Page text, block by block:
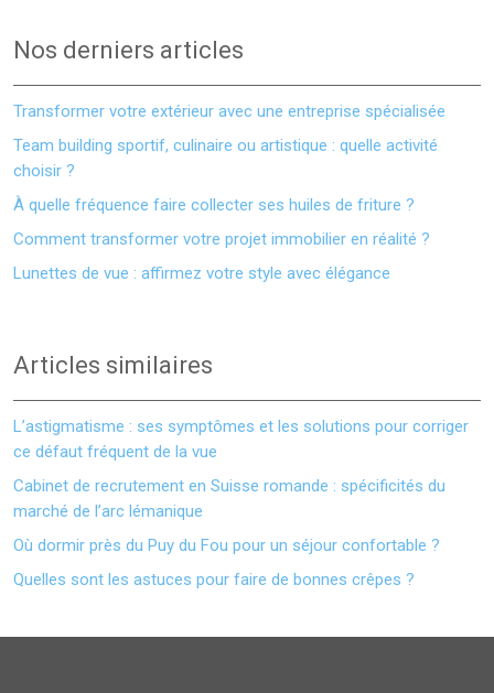
Nos derniers articles
Transformer votre extérieur avec une entreprise spécialisée
Team building sportif, culinaire ou artistique : quelle activité
choisir ?
À quelle fréquence faire collecter ses huiles de friture ?
Comment transformer votre projet immobilier en réalité ?
Lunettes de vue : affirmez votre style avec élégance
Articles similaires
L’astigmatisme : ses symptômes et les solutions pour corriger
ce défaut fréquent de la vue
Cabinet de recrutement en Suisse romande : spécificités du
marché de l’arc lémanique
Où dormir près du Puy du Fou pour un séjour confortable ?
Quelles sont les astuces pour faire de bonnes crêpes ?